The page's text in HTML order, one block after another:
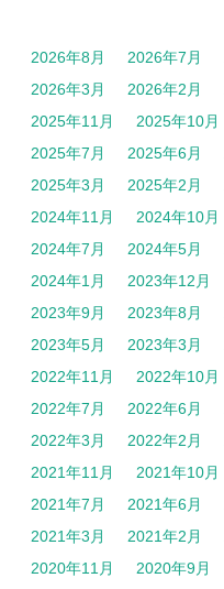
2026年8月 2026年7月
2026年3月
2026年2月
2025年11月
2025年10月
2025年7月
2025年6月
2025年3月
2025年2月
2024年11月
2024年10月
2024年7月
2024年5月
2024年1月
2023年12月
2023年9月
2023年8月
2023年5月
2023年3月
2022年11月
2022年10月
2022年7月
2022年6月
2022年3月
2022年2月
2021年11月
2021年10月
2021年7月
2021年6月
2021年3月
2021年2月
2020年11月
2020年9月